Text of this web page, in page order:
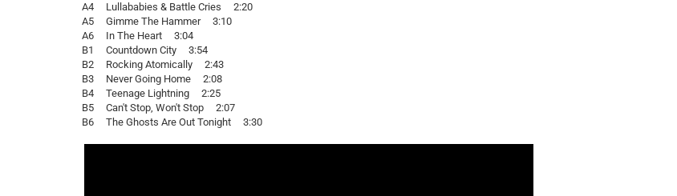
A4 Lullababies & Battle Cries 2:20
A5 Gimme The Hammer 3:10
A6 In The Heart 3:04
B1 Countdown City 3:54
B2 Rocking Atomically 2:43
B3 Never Going Home 2:08
B4 Teenage Lightning 2:25
B5 Can't Stop, Won't Stop 2:07
B6 The Ghosts Are Out Tonight 3:30